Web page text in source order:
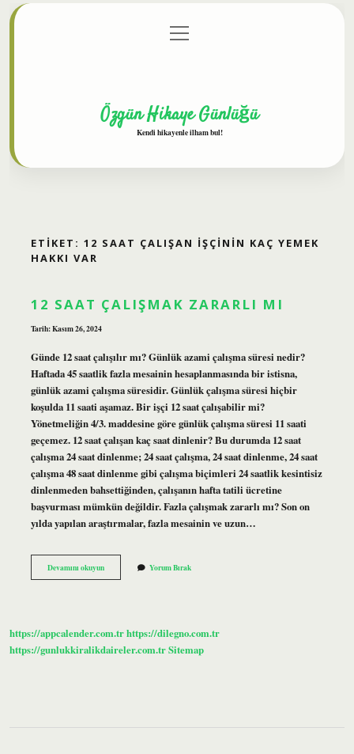
Gizlilik Politikası
menüyü
aç
Özgün Hikaye Günlüğü
Kendi hikayenle ilham bul!
ETIKET: 12 SAAT ÇALIŞAN IŞÇININ KAÇ YEMEK
HAKKI VAR
12 SAAT ÇALIŞMAK ZARARLI MI
Tarih: Kasım 26, 2024
Günde 12 saat çalışılır mı? Günlük azami çalışma süresi nedir?
Haftada 45 saatlik fazla mesainin hesaplanmasında bir istisna,
günlük azami çalışma süresidir. Günlük çalışma süresi hiçbir
koşulda 11 saati aşamaz. Bir işçi 12 saat çalışabilir mi?
Yönetmeliğin 4/3. maddesine göre günlük çalışma süresi 11 saati
geçemez. 12 saat çalışan kaç saat dinlenir? Bu durumda 12 saat
çalışma 24 saat dinlenme; 24 saat çalışma, 24 saat dinlenme, 24 saat
çalışma 48 saat dinlenme gibi çalışma biçimleri 24 saatlik kesintisiz
dinlenmeden bahsettiğinden, çalışanın hafta tatili ücretine
başvurması mümkün değildir. Fazla çalışmak zararlı mı? Son on
yılda yapılan araştırmalar, fazla mesainin ve uzun…
Devamını okuyun12
Saat
Yorum Bırak
https://appcalender.com.trhttps://dilegno.com.tr
https://gunlukkiralikdaireler.com.trSitemap